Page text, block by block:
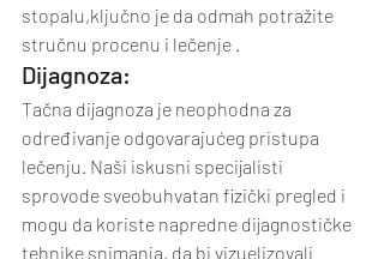
stopalu,ključno je da odmah potražite
stručnu procenu i lečenje .
Dijagnoza:
Tačna dijagnoza je neophodna za
određivanje odgovarajućeg pristupa
lečenju. Naši iskusni specijalisti
sprovode sveobuhvatan fizički pregled i
mogu da koriste napredne dijagnostičke
tehnike snimanja, da bi vizuelizovali